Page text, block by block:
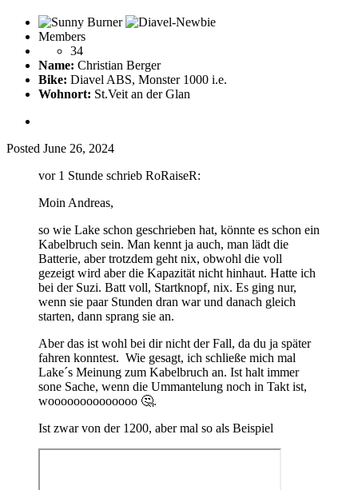
Members
34
Name: Christian Berger
Bike: Diavel ABS, Monster 1000 i.e.
Wohnort: St.Veit an der Glan
Posted June 26, 2024
vor 1 Stunde schrieb RoRaiseR:
Moin Andreas,
so wie Lake schon geschrieben hat, könnte es schon ein
Kabelbruch sein. Man kennt ja auch, man lädt die
Batterie, aber trotzdem geht nix, obwohl die voll
gezeigt wird aber die Kapazität nicht hinhaut. Hatte ich
bei der Suzi. Batt voll, Startknopf, nix. Es ging nur,
wenn sie paar Stunden dran war und danach gleich
starten, dann sprang sie an.
Aber das ist wohl bei dir nicht der Fall, da du ja später
fahren konntest. Wie gesagt, ich schließe mich mal
Lake´s Meinung zum Kabelbruch an. Ist halt immer
sone Sache, wenn die Ummantelung noch in Takt ist,
woooooooooooooo 🤔.
Ist zwar von der 1200, aber mal so als Beispiel